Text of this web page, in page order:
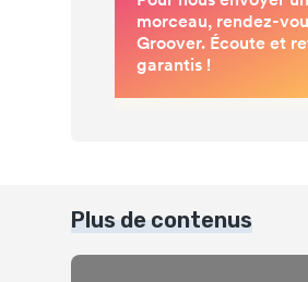
Plus de contenus